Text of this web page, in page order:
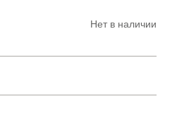
Нет в наличии